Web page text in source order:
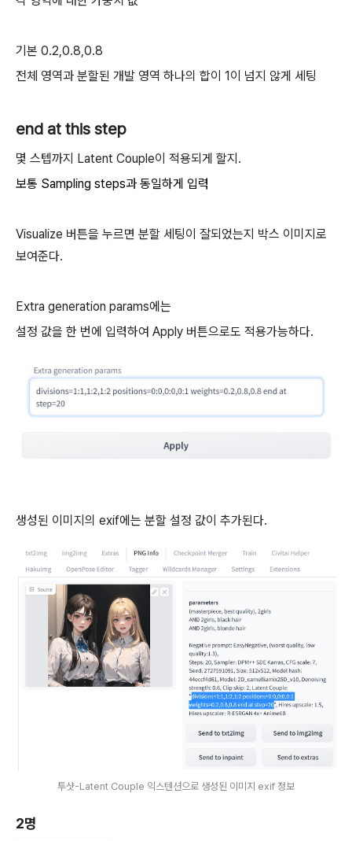
기본 0.2,0.8,0.8
전체 영역과 분할된 개발 영역 하나의 합이 1이 넘지 않게 세팅
end at this step
몇 스텝까지 Latent Couple이 적용되게 할지.
보통 Sampling steps과 동일하게 입력
Visualize 버튼을 누르면 분할 세팅이 잘되었는지 박스 이미지로
보여준다.
Extra generation params에는
설정 값을 한 번에 입력하여 Apply 버튼으로도 적용가능하다.
생성된 이미지의 exif에는 분할 설정 값이 추가된다.
투샷-Latent Couple 익스텐션으로 생성된 이미지 exif 정보
2명